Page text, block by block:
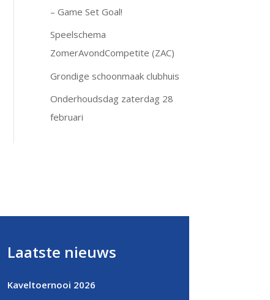
– Game Set Goal!
Speelschema
ZomerAvondCompetite (ZAC)
Grondige schoonmaak clubhuis
Onderhoudsdag zaterdag 28
februari
Laatste nieuws
Kaveltoernooi 2026